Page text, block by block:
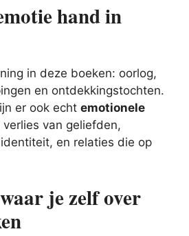
hand in
in deze boeken: oorlog,
en ontdekkingstochten.
er ook echt emotionele
verlies van geliefden,
en relaties die op
je zelf over